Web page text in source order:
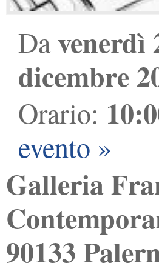
Davenerdì
dicembre
Orario:
evento »
Galleria
90133